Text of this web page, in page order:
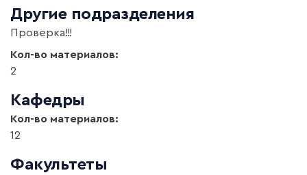
Другие подразделения
Проверка!!!
Кол-во материалов:
2
Кафедры
Кол-во материалов:
12
Факультеты